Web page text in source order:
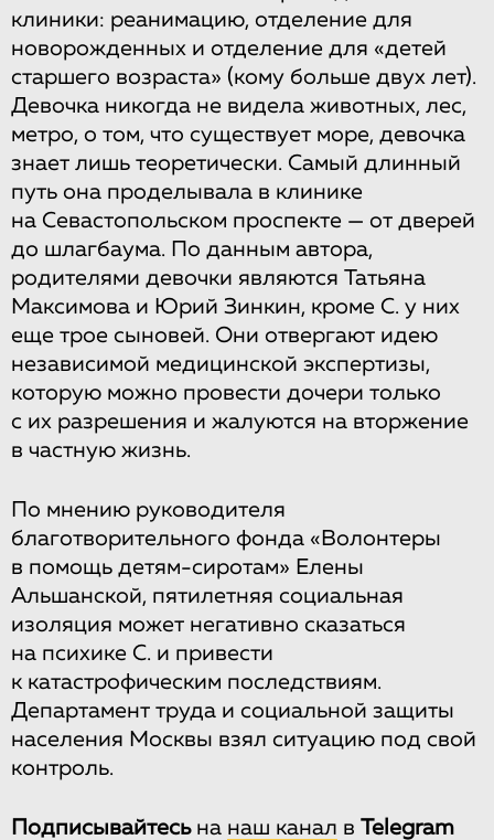
клиники: реанимацию, отделение для
новорожденных и отделение для «детей
старшего возраста» (кому больше двух лет).
Девочка никогда не видела животных, лес,
метро, о том, что существует море, девочка
знает лишь теоретически. Самый длинный
путь она проделывала в клинике
на Севастопольском проспекте — от дверей
до шлагбаума. По данным автора,
родителями девочки являются Татьяна
Максимова и Юрий Зинкин, кроме С. у них
еще трое сыновей. Они отвергают идею
независимой медицинской экспертизы,
которую можно провести дочери только
с их разрешения и жалуются на вторжение
в частную жизнь.
По мнению руководителя
благотворительного фонда «Волонтеры
в помощь детям-сиротам» Елены
Альшанской, пятилетняя социальная
изоляция может негативно сказаться
на психике С. и привести
к катастрофическим последствиям.
Департамент труда и социальной защиты
населения Москвы взял ситуацию под свой
контроль.
Подписывайтесьна наш канал в Telegram